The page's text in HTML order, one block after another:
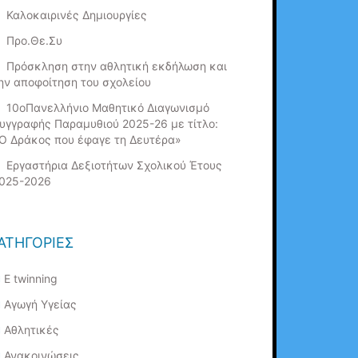
Καλοκαιρινές Δημιουργίες
Προ.Θε.Συ
Πρόσκληση στην αθλητική εκδήλωση και
αποφοίτηση του σχολείου
10οΠανελλήνιο Μαθητικό Διαγωνισμό
Παραμυθιού 2025-26 με τίτλο:
Δράκος που έφαγε τη Δευτέρα»
Εργαστήρια Δεξιοτήτων Σχολικού Έτους
2026
E twinning
Αγωγή Υγείας
Αθλητικές
Ανακοινώσεις